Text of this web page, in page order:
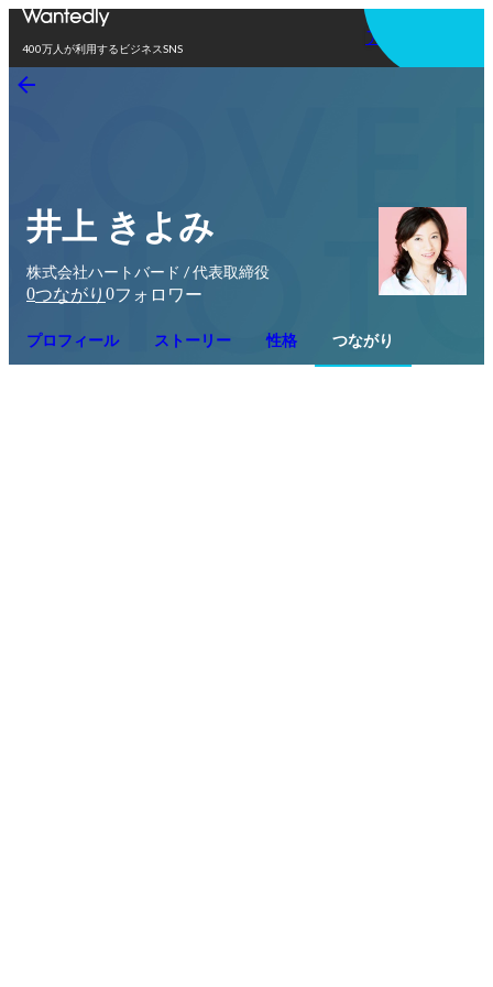
400万人が利用するビジネスSNS
アプリを使う
井上 きよみ
株式会社ハートバード / 代表取締役
0つながり 0フォロワー
プロフィール ストーリー 性格 つながり